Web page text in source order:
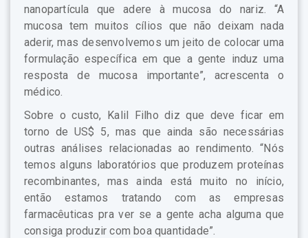
nanopartícula que adere à mucosa do nariz. “A
mucosa tem muitos cílios que não deixam nada
aderir, mas desenvolvemos um jeito de colocar uma
formulação específica em que a gente induz uma
resposta de mucosa importante”, acrescenta o
médico.
Sobre o custo, Kalil Filho diz que deve ficar em
torno de US$ 5, mas que ainda são necessárias
outras análises relacionadas ao rendimento. “Nós
temos alguns laboratórios que produzem proteínas
recombinantes, mas ainda está muito no início,
então estamos tratando com as empresas
farmacêuticas pra ver se a gente acha alguma que
consiga produzir com boa quantidade”.